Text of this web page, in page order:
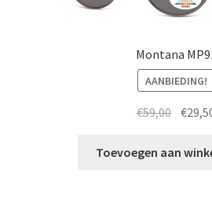
Montana
AANBIEDING!
€59,00
was:
€
Toevoegen aan